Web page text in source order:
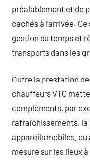
préalablement et de
cachés à l’arrivée.
gestion du temps et
transports dans les
Outre la prestation
chauffeurs VTC
compléments, par
rafraîchissements, la
appareils mobiles,
mesure sur les lieux